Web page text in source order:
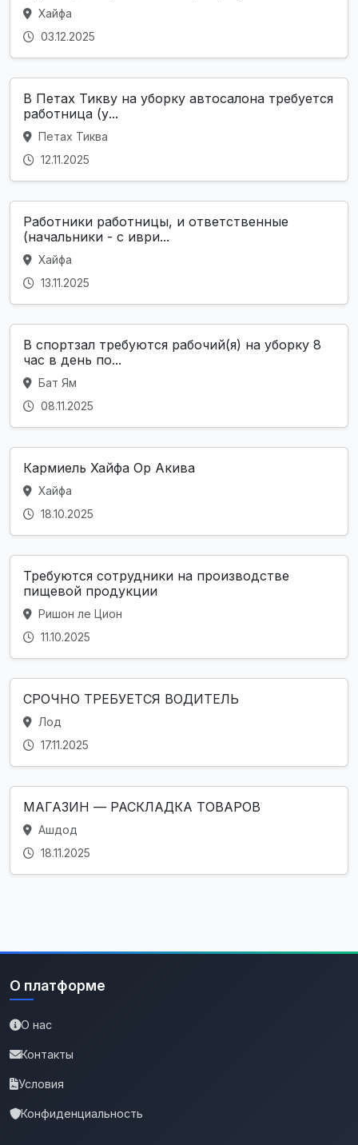
Хайфа
03.12.2025
В Петах Тикву на уборку автосалона требуется
работница (у...
Петах Тиква
12.11.2025
Работники работницы, и ответственные
(начальники - с иври...
Хайфа
13.11.2025
В спортзал требуются рабочий(я) на уборку 8
час в день по...
Бат Ям
08.11.2025
Кармиель Хайфа Ор Акива
Хайфа
18.10.2025
Требуются сотрудники на производстве
пищевой продукции
Ришон ле Цион
11.10.2025
СРОЧНО ТРЕБУЕТСЯ ВОДИТЕЛЬ
Лод
17.11.2025
МАГАЗИН — РАСКЛАДКА ТОВАРОВ
Ашдод
18.11.2025
О платформе
О нас
Контакты
Условия
Конфиденциальность